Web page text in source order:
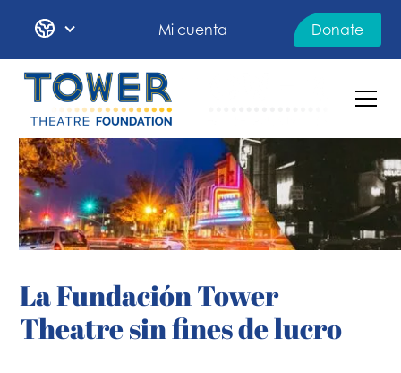
Mi cuenta Donate
La Fundación Tower
Theatre sin fines de lucro